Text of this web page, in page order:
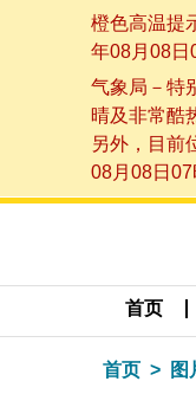
橙色高温提
年08月08日
气象局－特
晴及非常酷
另外，目前
08月08日
首页
首页 图